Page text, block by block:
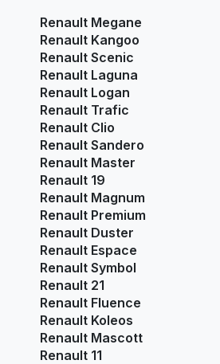
Renault Megane
Renault Kangoo
Renault Scenic
Renault Laguna
Renault Logan
Renault Trafic
Renault Clio
Renault Sandero
Renault Master
Renault 19
Renault Magnum
Renault Premium
Renault Duster
Renault Espace
Renault Symbol
Renault 21
Renault Fluence
Renault Koleos
Renault Mascott
Renault 11